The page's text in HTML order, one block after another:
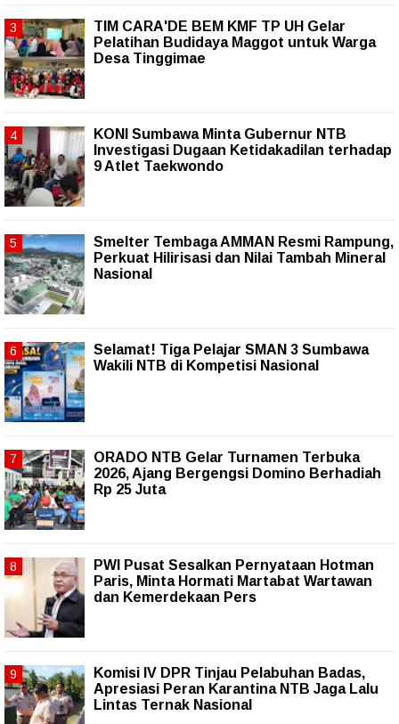
TIM CARA'DE BEM KMF TP UH Gelar
Pelatihan Budidaya Maggot untuk Warga
Desa Tinggimae
KONI Sumbawa Minta Gubernur NTB
Investigasi Dugaan Ketidakadilan terhadap
9 Atlet Taekwondo
Smelter Tembaga AMMAN Resmi Rampung,
Perkuat Hilirisasi dan Nilai Tambah Mineral
Nasional
Selamat! Tiga Pelajar SMAN 3 Sumbawa
Wakili NTB di Kompetisi Nasional
ORADO NTB Gelar Turnamen Terbuka
2026, Ajang Bergengsi Domino Berhadiah
Rp 25 Juta
PWI Pusat Sesalkan Pernyataan Hotman
Paris, Minta Hormati Martabat Wartawan
dan Kemerdekaan Pers
Komisi IV DPR Tinjau Pelabuhan Badas,
Apresiasi Peran Karantina NTB Jaga Lalu
Lintas Ternak Nasional